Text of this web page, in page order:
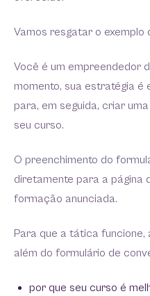
Vamos resgatar o exemplo
Você é um empreendedor
momento, sua estratégia é
para, em seguida, criar
seu curso.
O preenchimento do
diretamente para a página
formação anunciada.
Para que a tática funcione,
além do formulário de
por que seu curso é